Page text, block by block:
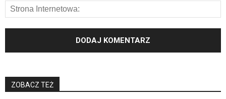
ZOBACZ TEŻ